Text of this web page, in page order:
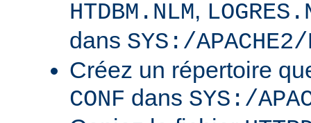
HTDBM.NLM,
dans SYS:/
Créez un répertoire
CONF dans SYS:/